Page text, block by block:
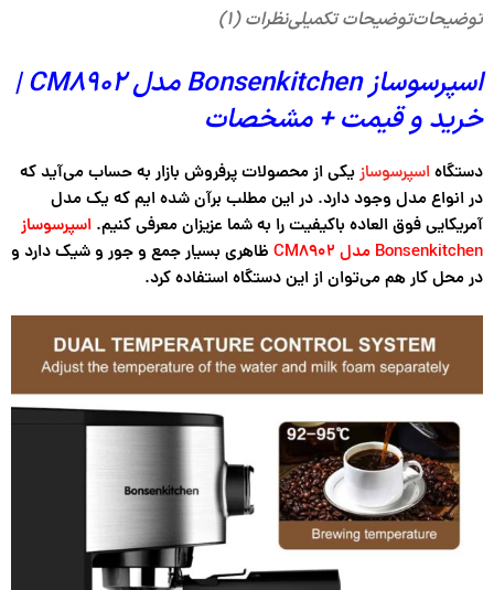
توضیحاتتوضیحات تکمیلینظرات (۱)
اسپرسوساز Bonsenkitchen مدل CM8902 |
خرید و قیمت + مشخصات
دستگاهاسپرسوسازیکی از محصولات پرفروش بازار به حساب می‌آید که
در انواع مدل وجود دارد. در این مطلب برآن شده ایم که یک مدل
آمریکایی فوق العاده باکیفیت را به شما عزیزان معرفی کنیم. اسپرسوساز
Bonsenkitchen مدل CM8902
ظاهری بسیار جمع و جور و شیک دارد و
در محل کار هم می‌توان از این دستگاه استفاده کرد.